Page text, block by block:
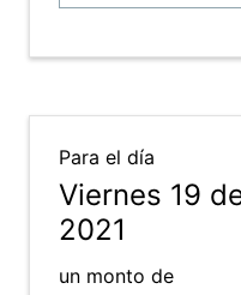
Para el día
Viernes 19
2021
un monto de